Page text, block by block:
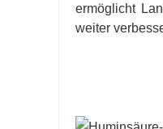
ermöglicht
weiter